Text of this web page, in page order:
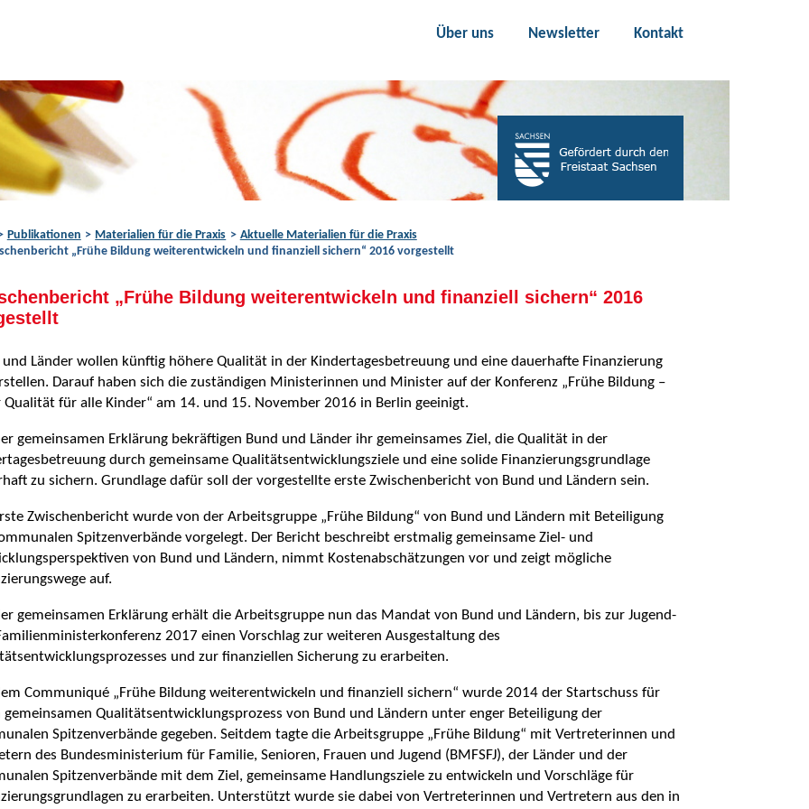
Über uns
Newsletter Kontakt
Publikationen Materialien für die Praxis
Aktuelle Materialien für die Praxis
„Frühe Bildung weiterentwickeln und finanziell sichern“ 2016 vorgestellt
„Frühe Bildung weiterentwickeln und finanziell sichern“ 2016
und Länder wollen künftig höhere Qualität in der Kindertagesbetreuung und eine dauerhafte Finanzierung
Darauf haben sich die zuständigen Ministerinnen und Minister auf der Konferenz „Frühe Bildung –
Qualität für alle Kinder“ am 14. und 15. November 2016 in Berlin geeinigt.
gemeinsamen Erklärung bekräftigen Bund und Länder ihr gemeinsames Ziel, die Qualität in der
durch gemeinsame Qualitätsentwicklungsziele und eine solide Finanzierungsgrundlage
zu sichern. Grundlage dafür soll der vorgestellte erste Zwischenbericht von Bund und Ländern sein.
Zwischenbericht wurde von der Arbeitsgruppe „Frühe Bildung“ von Bund und Ländern mit Beteiligung
Spitzenverbände vorgelegt. Der Bericht beschreibt erstmalig gemeinsame Ziel- und
von Bund und Ländern, nimmt Kostenabschätzungen vor und zeigt mögliche
auf.
gemeinsamen Erklärung erhält die Arbeitsgruppe nun das Mandat von Bund und Ländern, bis zur Jugend-
2017 einen Vorschlag zur weiteren Ausgestaltung des
und zur finanziellen Sicherung zu erarbeiten.
Communiqué „Frühe Bildung weiterentwickeln und finanziell sichern“ wurde 2014 der Startschuss für
gemeinsamen Qualitätsentwicklungsprozess von Bund und Ländern unter enger Beteiligung der
Spitzenverbände gegeben. Seitdem tagte die Arbeitsgruppe „Frühe Bildung“ mit Vertreterinnen und
des Bundesministerium für Familie, Senioren, Frauen und Jugend (BMFSFJ), der Länder und der
Spitzenverbände mit dem Ziel, gemeinsame Handlungsziele zu entwickeln und Vorschläge für
zu erarbeiten. Unterstützt wurde sie dabei von Vertreterinnen und Vertretern aus den in